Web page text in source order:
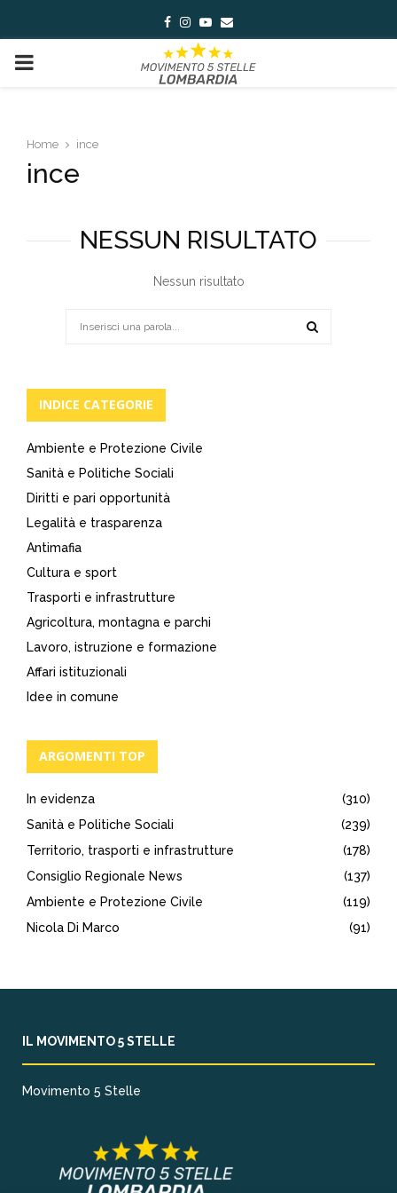
Facebook
Instagram
Youtube
Email
PRIMARY
Home ince
ince
NESSUN RISULTATO
Nessun risultato
INDICE CATEGORIE
Ambiente e Protezione Civile
Sanità e Politiche Sociali
Diritti e pari opportunità
Legalità e trasparenza
Antimafia
Cultura e sport
Trasporti e infrastrutture
Agricoltura, montagna e parchi
Lavoro, istruzione e formazione
Affari istituzionali
Idee in comune
ARGOMENTI TOP
In evidenza
(310)
Sanità e Politiche Sociali
(239)
Territorio, trasporti e infrastrutture
(178)
Consiglio Regionale News
(137)
Ambiente e Protezione Civile
(119)
Nicola Di Marco
(91)
IL MOVIMENTO 5 STELLE
Movimento 5 Stelle